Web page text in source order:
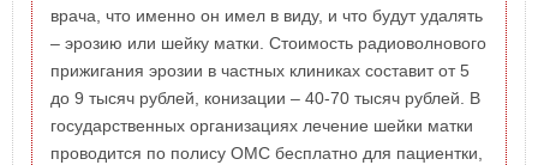
врача, что именно он имел в виду, и что будут удалять
– эрозию или шейку матки. Стоимость радиоволнового
прижигания эрозии в частных клиниках составит от 5
до 9 тысяч рублей, конизации – 40-70 тысяч рублей. В
государственных организациях лечение шейки матки
проводится по полису ОМС бесплатно для пациентки,